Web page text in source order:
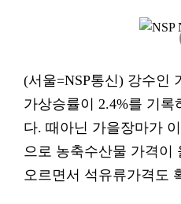
(서울=NSP통신) 강수인
가상승률이 2.4%를 기
다. 때아닌 가을장마가
으로 농축수산물 가격이
오르면서 석유류가격도